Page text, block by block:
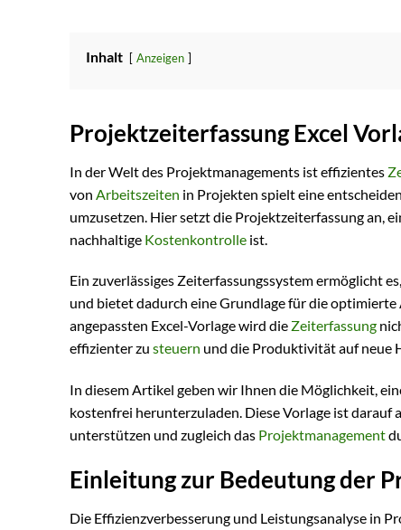
Inhalt Anzeigen
Projektzeiterfassung Excel
In der Welt des Projektmanagements ist effizientes
von Arbeitszeiten in Projekten spielt eine
umzusetzen. Hier setzt die Projektzeiterfassung an,
nachhaltige Kostenkontrolle ist.
Ein zuverlässiges Zeiterfassungssystem ermöglicht
und bietet dadurch eine Grundlage für die
angepassten Excel-Vorlage wird die Zeiterfassung
effizienter zu steuern und die Produktivität auf neue
In diesem Artikel geben wir Ihnen die Möglichkeit,
kostenfrei herunterzuladen. Diese Vorlage ist darauf
unterstützen und zugleich das Projektmanagement
Einleitung zur Bedeutung der
Die Effizienzverbesserung und Leistungsanalyse in